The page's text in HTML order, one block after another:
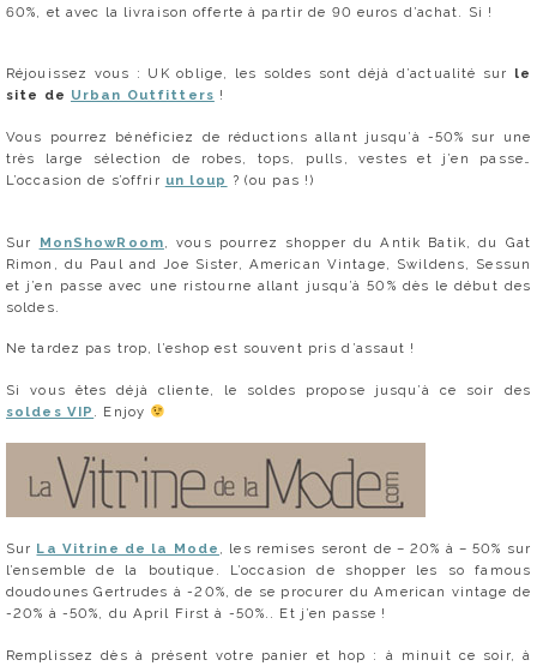
60%, et avec la livraison offerte à partir de 90 euros d’achat. Si !
Réjouissez vous : UK oblige, les soldes sont déjà d’actualité sur le
site de Urban Outfitters !
Vous pourrez bénéficiez de réductions allant jusqu’à -50% sur une
très large sélection de robes, tops, pulls, vestes et j’en passe…
L’occasion de s’offrir un loup ? (ou pas !)
Sur MonShowRoom , vous pourrez shopper du Antik Batik, du Gat
Rimon, du Paul and Joe Sister, American Vintage, Swildens, Sessun
et j’en passe avec une ristourne allant jusqu’à 50% dès le début des
soldes.
Ne tardez pas trop, l’eshop est souvent pris d’assaut !
Si vous êtes déjà cliente, le soldes propose jusqu’à ce soir des
soldes VIP . Enjoy
Sur La Vitrine de la Mode
, les remises seront de – 20% à – 50% sur
l’ensemble de la boutique. L’occasion de shopper les so famous
doudounes Gertrudes à -20%, de se procurer du American vintage de
-20% à -50%, du April First à -50%.. Et j’en passe !
Remplissez dès à présent votre panier et hop : à minuit ce soir, à